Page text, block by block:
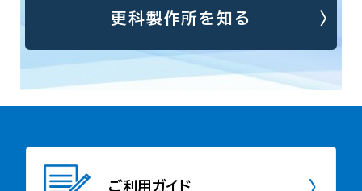
更科製作所を知る
ご利用ガイド